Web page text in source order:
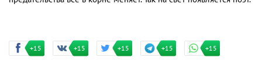
+15 +15 +15 +15 +15